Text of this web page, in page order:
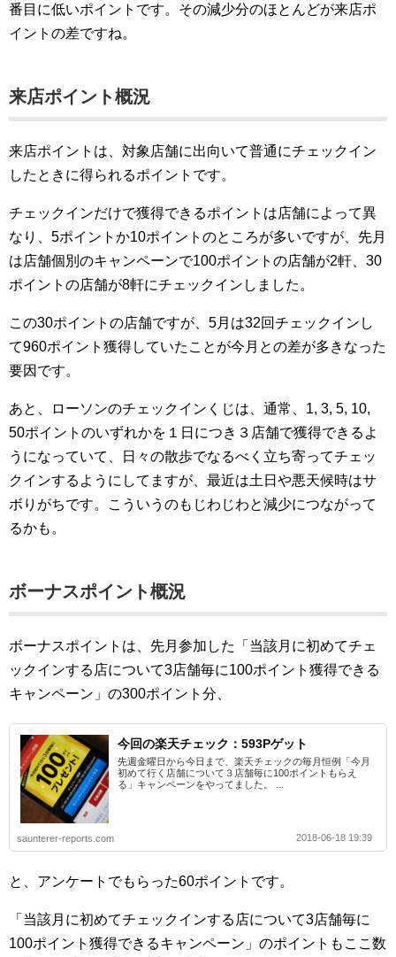
番目に低いポイントです。その減少分のほとんどが来店ポ
イントの差ですね。
来店ポイント概況
来店ポイントは、対象店舗に出向いて普通にチェックイン
したときに得られるポイントです。
チェックインだけで獲得できるポイントは店舗によって異
なり、5ポイントか10ポイントのところが多いですが、先月
は店舗個別のキャンペーンで100ポイントの店舗が2軒、30
ポイントの店舗が8軒にチェックインしました。
この30ポイントの店舗ですが、5月は32回チェックインし
て960ポイント獲得していたことが今月との差が多きなった
要因です。
あと、ローソンのチェックインくじは、通常、1, 3, 5, 10,
50ポイントのいずれかを１日につき３店舗で獲得できるよ
うになっていて、日々の散歩でなるべく立ち寄ってチェッ
クインするようにしてますが、最近は土日や悪天候時はサ
ボりがちです。こういうのもじわじわと減少につながって
るかも。
ボーナスポイント概況
ボーナスポイントは、先月参加した「当該月に初めてチェ
ックインする店について3店舗毎に100ポイント獲得できる
キャンペーン」の300ポイント分、
今回の楽天チェック：593Pゲット
先週金曜日から今日まで、楽天チェックの毎月恒例「今月
初めて行く店舗について３店舗毎に100ポイントもらえ
る」キャンペーンをやってました。 ...
saunterer-reports.com 2018-06-18 19:39
と、アンケートでもらった60ポイントです。
「当該月に初めてチェックインする店について3店舗毎に
100ポイント獲得できるキャンペーン」のポイントもここ数